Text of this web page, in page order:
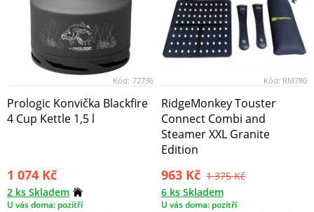
Kód: 72736
Prologic Konvička Blackfire
4 Cup Kettle 1,5 l
1 074 Kč
2 ks Skladem
U vás doma: pozítří
Kód: RM780
RidgeMonkey Touster
Connect Combi and
Steamer XXL Granite
Edition
963 Kč 1 375 Kč
6 ks Skladem
U vás doma: pozítří